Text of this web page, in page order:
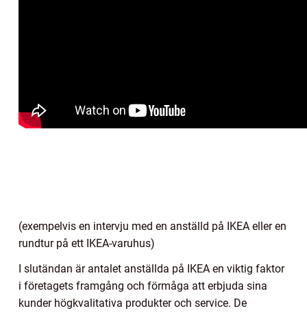
(exempelvis en intervju med en anställd på IKEA eller en
rundtur på ett IKEA-varuhus)
I slutändan är antalet anställda på IKEA en viktig faktor
i företagets framgång och förmåga att erbjuda sina
kunder högkvalitativa produkter och service. De